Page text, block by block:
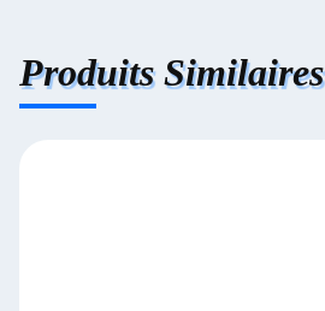
Produits Similaires